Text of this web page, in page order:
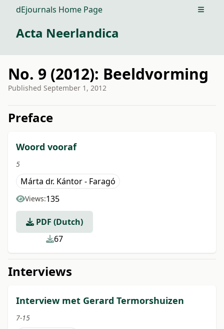
dEjournals Home Page Open
Acta Neerlandica
No. 9 (2012): Beeldvorming
Published September 1, 2012
##issue.tableOfContents##
Preface
Woord vooraf
5
Márta dr. Kántor - Faragó
Views:135
PDF (Dutch)
67
Interviews
Interview met Gerard Termorshuizen
7-15